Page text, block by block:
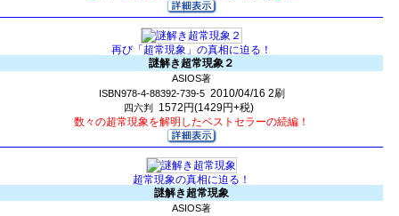
再び「超常現象」の真相に迫る！
謎解き超常現象２
ASIOS著
ISBN978-4-88392-739-5 2010/04/16 2刷
四六判
1572円(1429円+税)
数々の超常現象を解明したベストセラーの続編！
超常現象の真相に迫る！
謎解き超常現象
ASIOS著